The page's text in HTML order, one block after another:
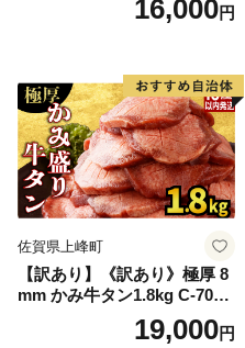
60] 肉 牛肉 精肉 牛たん 牛タ
厚切り タン
16,000円
佐賀県上峰町
【訳あり】《訳あり》極厚 8
mm かみ牛タン1.8kg C-709-
19,000円